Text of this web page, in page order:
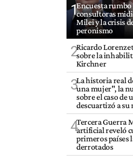
1Encuesta
consultoras
Milei y la crisis
peronismo
2Ricardo
sobre la
Kirchner
3La historia real
una mujer", la
sobre el caso de
descuartizó a su
4Tercera Guerra
artificial reveló
primeros países
derrotados